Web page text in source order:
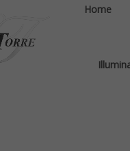
Home